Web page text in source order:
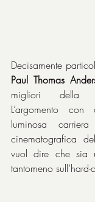
Paul Thomas
migliori della
L’argomento
luminosa
cinematografica
vuol dire che sia
tantomeno sull’hard-